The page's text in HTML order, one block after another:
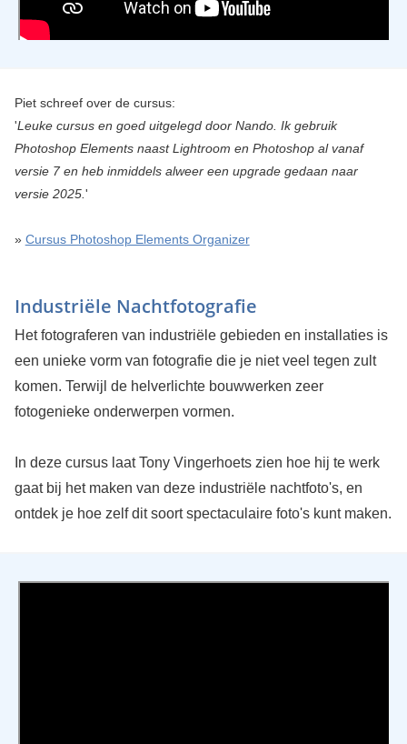
Piet schreef over de cursus:
'Leuke cursus en goed uitgelegd door Nando. Ik gebruik
Photoshop Elements naast Lightroom en Photoshop al vanaf
versie 7 en heb inmiddels alweer een upgrade gedaan naar
versie 2025. '
» Cursus Photoshop Elements Organizer
Industriële Nachtfotografie
Het fotograferen van industriële gebieden en installaties is
een unieke vorm van fotografie die je niet veel tegen zult
komen. Terwijl de helverlichte bouwwerken zeer
fotogenieke onderwerpen vormen.
In deze cursus laat Tony Vingerhoets zien hoe hij te werk
gaat bij het maken van deze industriële nachtfoto's, en
ontdek je hoe zelf dit soort spectaculaire foto's kunt maken.